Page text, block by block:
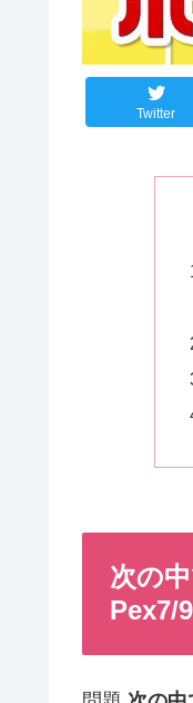
Twitter
次の
Pex7/9